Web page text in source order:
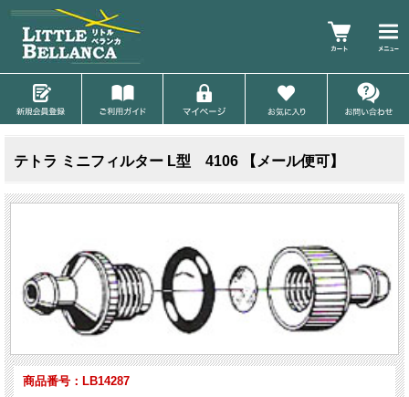
テトラ ミニフィルター L型 4106 【メール便可】
商品番号：LB14287